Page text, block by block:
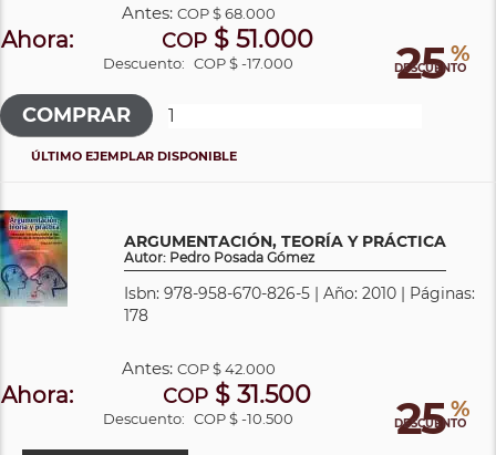
25 %
DESCUENTO
Antes: COP$ 68.000
Ahora: COP$ 51.000
Descuento: COP $ -17.000
ÚLTIMO EJEMPLAR DISPONIBLE
ARGUMENTACIÓN, TEORÍA Y PRÁCTICA
Autor: Pedro Posada Gómez
Isbn: 978-958-670-826-5 | Año: 2010 | Páginas:
178
25 %
DESCUENTO
Antes: COP$ 42.000
Ahora: COP $ 31.500
Descuento: COP $ -10.500